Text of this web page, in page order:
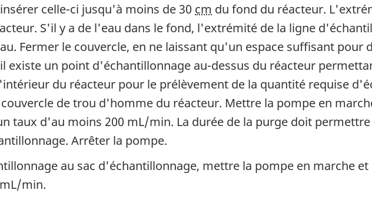
celle-ci jusqu'à moins de 30 cm du fond du réacteur.
S'il y a de l'eau dans le fond, l'extrémité de la ligne
Fermer le couvercle, en ne laissant qu'un espace suffisant pour
existe un point d'échantillonnage au-dessus du réacteur
du réacteur pour le prélèvement de la quantité requise
de trou d'homme du réacteur. Mettre la pompe en
taux d'au moins 200 mL/min. La durée de la purge doit
Arrêter la pompe.
au sac d'échantillonnage, mettre la pompe en marche
min.